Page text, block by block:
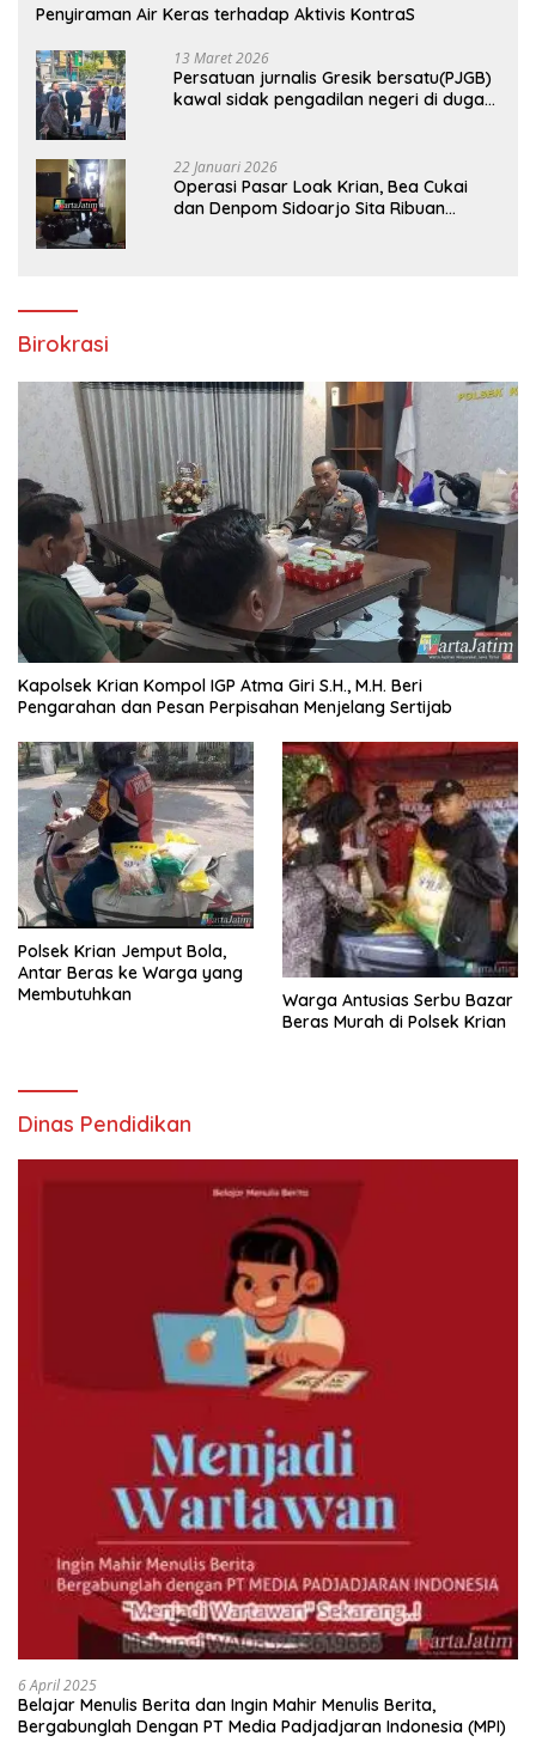
Penyiraman Air Keras terhadap Aktivis KontraS
13 Maret 2026
Persatuan jurnalis Gresik bersatu(PJGB)
kawal sidak pengadilan negeri di duga
22 Januari 2026
Operasi Pasar Loak Krian, Bea Cukai
dan Denpom Sidoarjo Sita Ribuan
Birokrasi
Kapolsek Krian Kompol IGP Atma Giri S.H., M.H. Beri
Pengarahan dan Pesan Perpisahan Menjelang Sertijab
Polsek Krian Jemput Bola,
Antar Beras ke Warga yang
Membutuhkan
Warga Antusias Serbu Bazar
Beras Murah di Polsek Krian
Dinas Pendidikan
6 April 2025
Belajar Menulis Berita dan Ingin Mahir Menulis Berita,
Bergabunglah Dengan PT Media Padjadjaran Indonesia (MPI)